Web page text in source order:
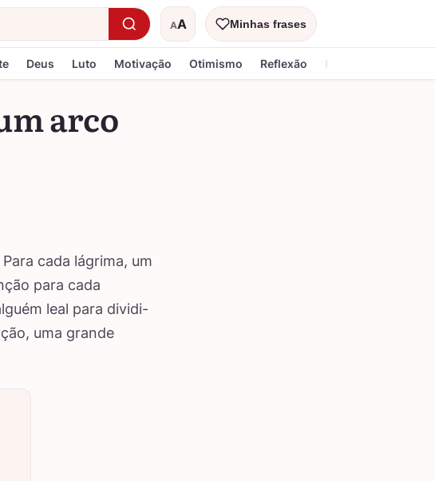
AA
Tamanho do textoMinhas frases
Deus Luto Motivação Otimismo Reflexão Religiosa
arco
cada lágrima, um
para cada
leal para dividi-
uma grande